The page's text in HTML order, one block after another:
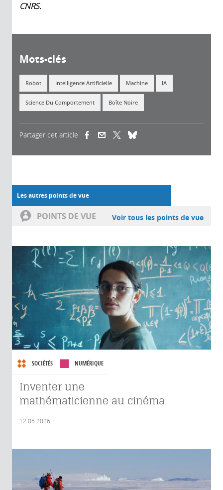
CNRS.
Mots-clés
Robot Intelligence Artificielle Machine IA
Science Du Comportement Boîte Noire
Partager cet article (link is external)(link is external)
Les autres points de vue
POINTS DE VUE Voir tous les points de vue
SOCIÉTÉS NUMÉRIQUE
Inventer une
mathématicienne au cinéma
12.05.2026